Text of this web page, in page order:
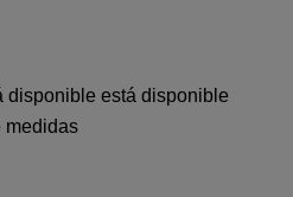
disponible está disponible
medidas